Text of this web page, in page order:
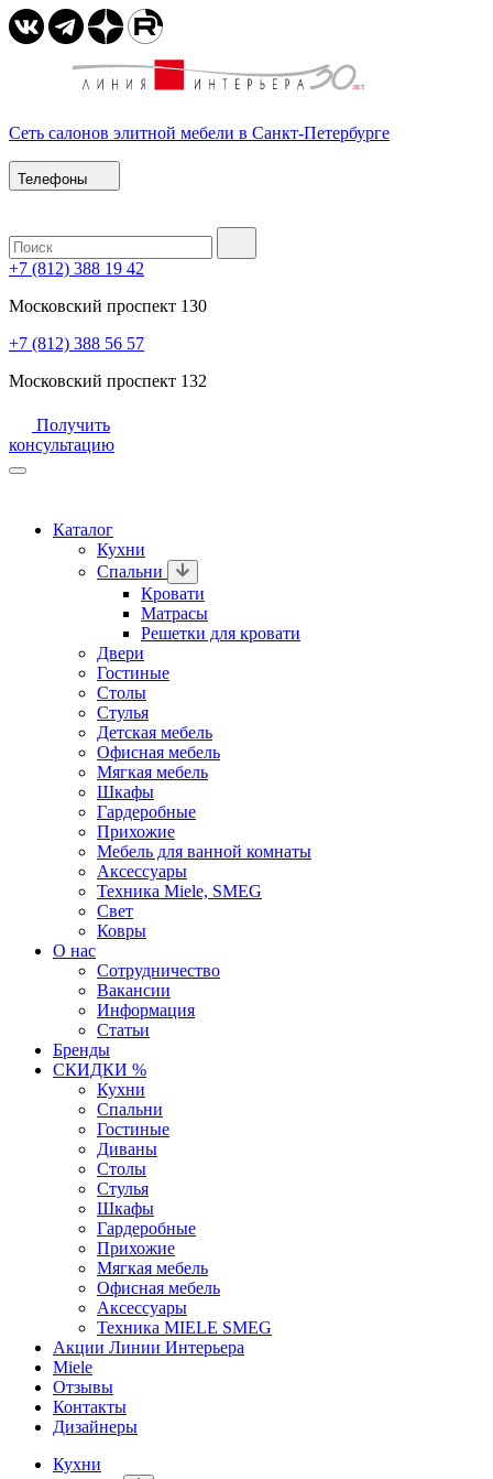
Сеть салонов элитной мебели в Санкт-Петербурге
Телефоны
+7 (812) 388 19 42
Московский проспект 130
+7 (812) 388 56 57
Московский проспект 132
Получить
консультацию
Каталог
Кухни
Спальни
Кровати
Матрасы
Решетки для кровати
Двери
Гостиные
Столы
Стулья
Детская мебель
Офисная мебель
Мягкая мебель
Шкафы
Гардеробные
Прихожие
Мебель для ванной комнаты
Аксессуары
Техника Miele, SMEG
Свет
Ковры
О нас
Сотрудничество
Вакансии
Информация
Статьи
Бренды
СКИДКИ %
Кухни
Спальни
Гостиные
Диваны
Столы
Стулья
Шкафы
Гардеробные
Прихожие
Мягкая мебель
Офисная мебель
Аксессуары
Техника MIELE SMEG
Акции Линии Интерьера
Miele
Отзывы
Контакты
Дизайнеры
Кухни